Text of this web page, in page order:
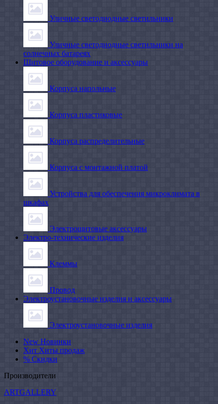
Уличные светодиодные светильники
Уличные светодиодные светильники на
солнечных батареях
Щитовое оборудование и аксессуары
Корпуса напольные
Корпуса пластиковые
Корпуса распределительные
Корпуса с монтажной платой
Устройства для обеспечения микроклимата в
шкафах
Электрощитовые аксессуары
Электро-технические изделия
Клеммы
Провод
Электроустановочные изделия и аксессуары
Электроустановочные изделия
New Новинки
Хит Хиты продаж
% Скидки
Производители
ARTGALLERY